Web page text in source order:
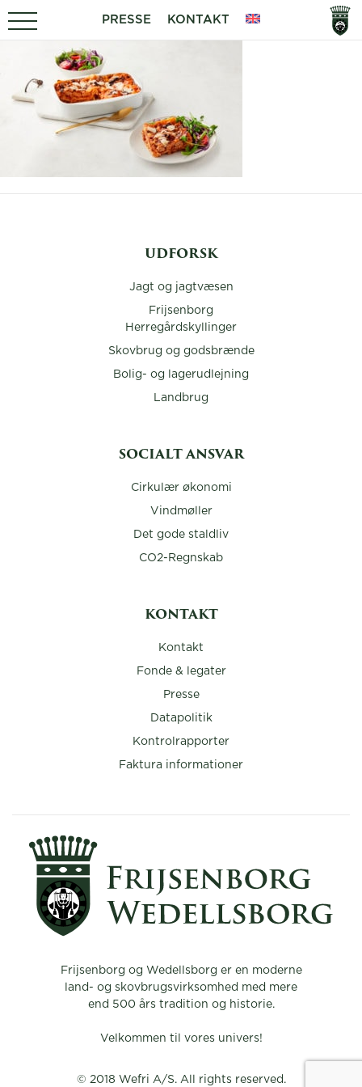
PRESSE KONTAKT
Frijsenborg og Wedellsborg er en moderne
land- og skovbrugsvirksomhed med mere
end 500 års tradition og historie.
Velkommen til vores univers!
© 2018 Wefri A/S. All rights reserved.
UDFORSK
Jagt og jagtvæsen
Frijsenborg
Herregårdskyllinger
Skovbrug og godsbrænde
Bolig- og lagerudlejning
Landbrug
SOCIALT ANSVAR
Cirkulær økonomi
Vindmøller
Det gode staldliv
CO2-Regnskab
KONTAKT
Kontakt
Fonde & legater
Presse
Datapolitik
Kontrolrapporter
Faktura informationer